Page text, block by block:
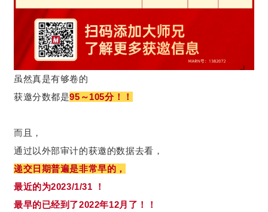
虽然真是有够卷的
获邀分数都是95～105分！！
而且，
通过以外部审计的获邀的数据去看，
递交日期普遍是非常早的，
最近的为2023/1/31 ！
最早的已经到了2022年12月了！！